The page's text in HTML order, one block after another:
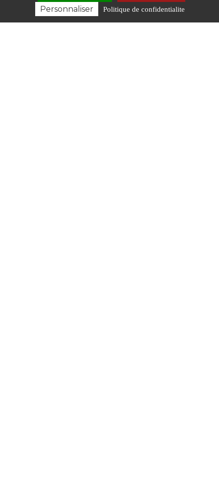
Personnaliser
Politique de confidentialite